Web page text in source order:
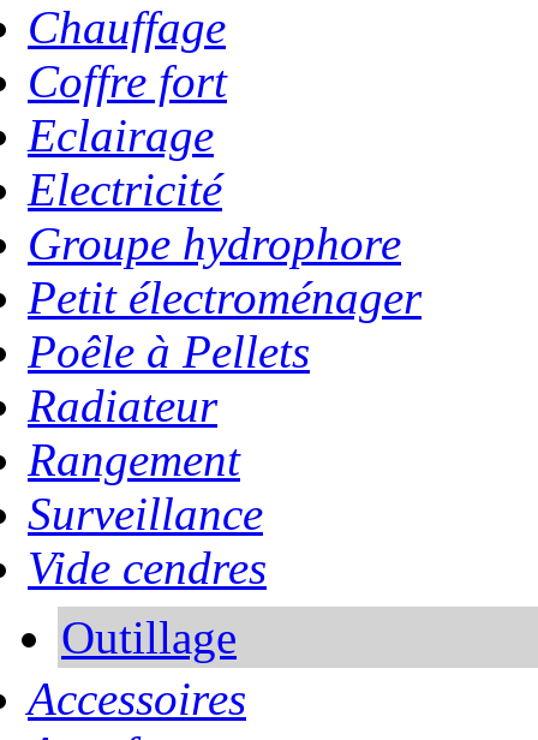
Chauffage
Coffre fort
Eclairage
Electricité
Groupe hydrophore
Petit électroménager
Poêle à Pellets
Radiateur
Rangement
Surveillance
Vide cendres
Outillage
Accessoires